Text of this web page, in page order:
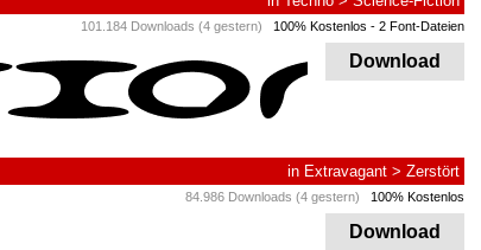
101.184 Downloads (4 gestern) 100% Kostenlos - 2 Font-Dateien
Download
in Extravagant > Zerstört
84.986 Downloads (4 gestern) 100% Kostenlos
Download